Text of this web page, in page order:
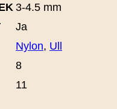
3-4.5 mm
Ja
Nylon, Ull
8
11